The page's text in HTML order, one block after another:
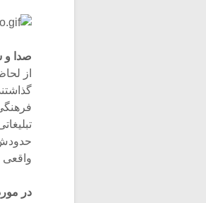
صدا و
از
در